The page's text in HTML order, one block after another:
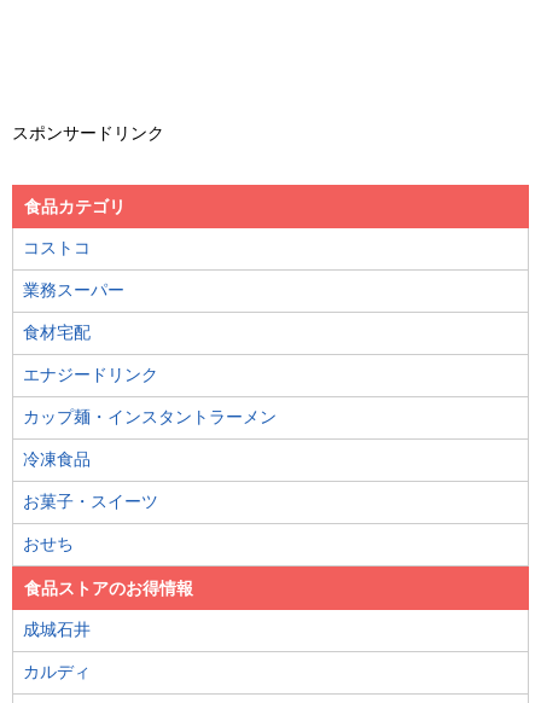
スポンサードリンク
食品カテゴリ
コストコ
業務スーパー
食材宅配
エナジードリンク
カップ麺・インスタントラーメン
冷凍食品
お菓子・スイーツ
おせち
食品ストアのお得情報
成城石井
カルディ